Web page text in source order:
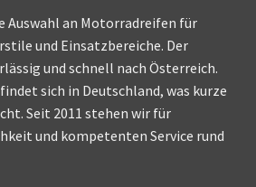
Auswahl an Motorradreifen für
und Einsatzbereiche. Der
und schnell nach Österreich.
sich in Deutschland, was kurze
Seit 2011 stehen wir für
und kompetenten Service rund